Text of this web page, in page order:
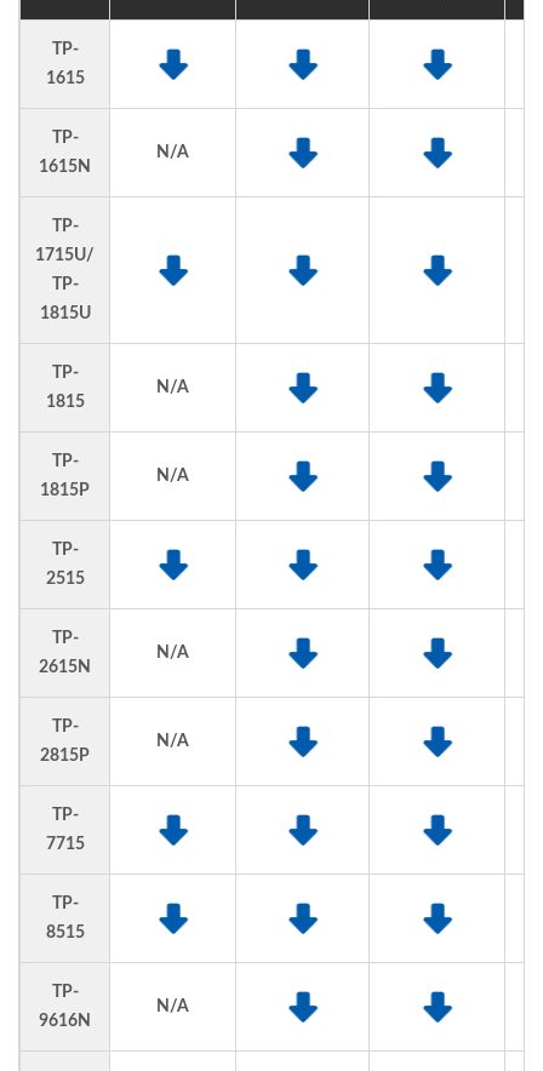
TP-
1615
TP-
1615N
N/A
TP-
1715U/
TP-
1815U
TP-
1815
N/A
TP-
1815P
N/A
TP-
2515
TP-
2615N
N/A
TP-
2815P
N/A
TP-
7715
TP-
8515
TP-
9616N
N/A